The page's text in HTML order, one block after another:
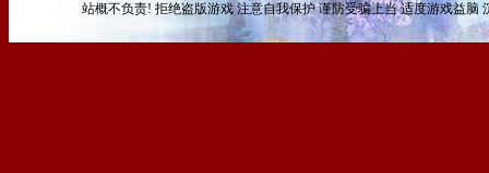
站概不负责! 拒绝盗版游戏 注意自我保护 谨防受骗上当 适度游戏益脑